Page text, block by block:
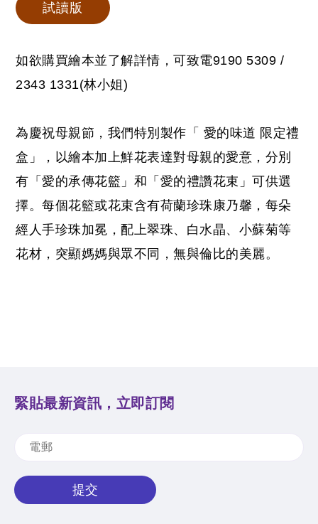
試讀版
如欲購買繪本並了解詳情，可致電9190 5309 /
2343 1331(林小姐)
為慶祝母親節，我們特別製作「 愛的味道 限定禮
盒」，以繪本加上鮮花表達對母親的愛意，分別
有「愛的承傳花籃」和「愛的禮讚花束」可供選
擇。每個花籃或花束含有荷蘭珍珠康乃馨，每朵
經人手珍珠加冕，配上翠珠、白水晶、小蘇菊等
花材，突顯媽媽與眾不同，無與倫比的美麗。
緊貼最新資訊，立即訂閱
提交